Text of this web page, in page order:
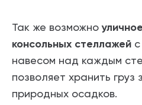
Так же возможно
консольных стеллажей
навесом над каждым
позволяет хранить
природных осадков.